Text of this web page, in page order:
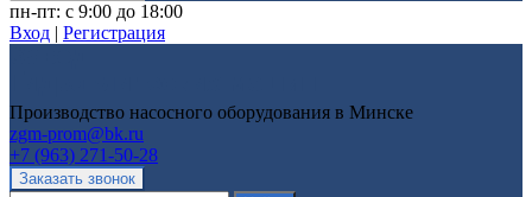
пн-пт: с 9:00 до 18:00
Вход | Регистрация
Производство насосного оборудования в Минске
zgm-prom@bk.ru
+7 (963) 271-50-28